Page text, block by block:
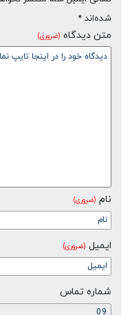
شده‌اند *
متن دیدگاه (ضروری)
نام (ضروری)
ایمیل (ضروری)
شماره تماس